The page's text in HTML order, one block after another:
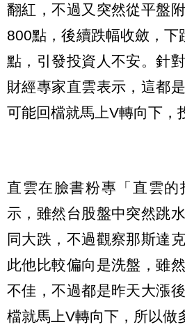
翻紅，不過又突然從平盤
800點，後續跌幅收斂，
點，引發投資人不安。針
財經專家直雲表示，這都
可能回檔就馬上V轉向下，
直雲在臉書粉專「直雲的
示，雖然台股盤中突然跳
同大跌，不過觀察那斯達
此他比較偏向是洗盤，雖
不佳，不過都是昨天大漲
檔就馬上V轉向下，所以做